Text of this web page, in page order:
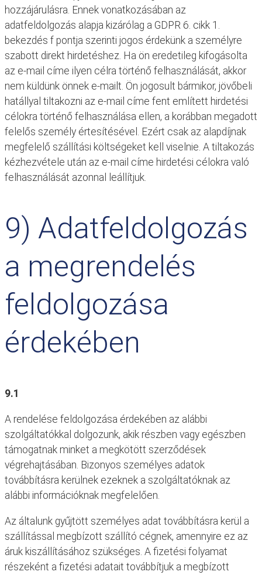
hozzájárulásra. Ennek vonatkozásában az
adatfeldolgozás alapja kizárólag a GDPR 6. cikk 1.
bekezdés f pontja szerinti jogos érdekünk a személyre
szabott direkt hirdetéshez. Ha ön eredetileg kifogásolta
az e-mail címe ilyen célra történő felhasználását, akkor
nem küldünk önnek e-mailt. Ön jogosult bármikor, jövőbeli
hatállyal tiltakozni az e-mail címe fent említett hirdetési
célokra történő felhasználása ellen, a korábban megadott
felelős személy értesítésével. Ezért csak az alapdíjnak
megfelelő szállítási költségeket kell viselnie. A tiltakozás
kézhezvétele után az e-mail címe hirdetési célokra való
felhasználását azonnal leállítjuk.
9) Adatfeldolgozás
a megrendelés
feldolgozása
érdekében
9.1
A rendelése feldolgozása érdekében az alábbi
szolgáltatókkal dolgozunk, akik részben vagy egészben
támogatnak minket a megkötött szerződések
végrehajtásában. Bizonyos személyes adatok
továbbításra kerülnek ezeknek a szolgáltatóknak az
alábbi információknak megfelelően.
Az általunk gyűjtött személyes adat továbbításra kerül a
szállítással megbízott szállító cégnek, amennyire ez az
áruk kiszállításához szükséges. A fizetési folyamat
részeként a fizetési adatait továbbítjuk a megbízott